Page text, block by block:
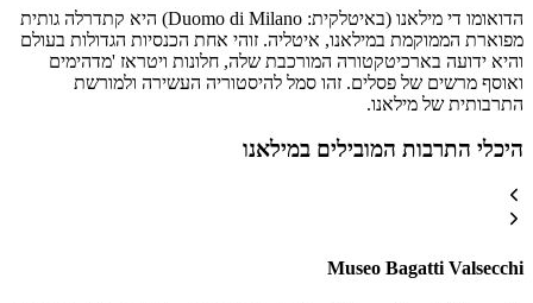
הדואומו די מילאנו (באיטלקית: Duomo di Milano) היא קתדרלה גותית
מפוארת הממוקמת במילאנו, איטליה. זוהי אחת הכנסיות הגדולות בעולם
והיא ידועה בארכיטקטורה המורכבת שלה, חלונות ויטראז 'מדהימים
ואוסף מרשים של פסלים. זהו סמל להיסטוריה העשירה ולמורשת
התרבותית של מילאנו.
היכלי התרבות המובילים במילאנו
Museo Bagatti Valsecchi